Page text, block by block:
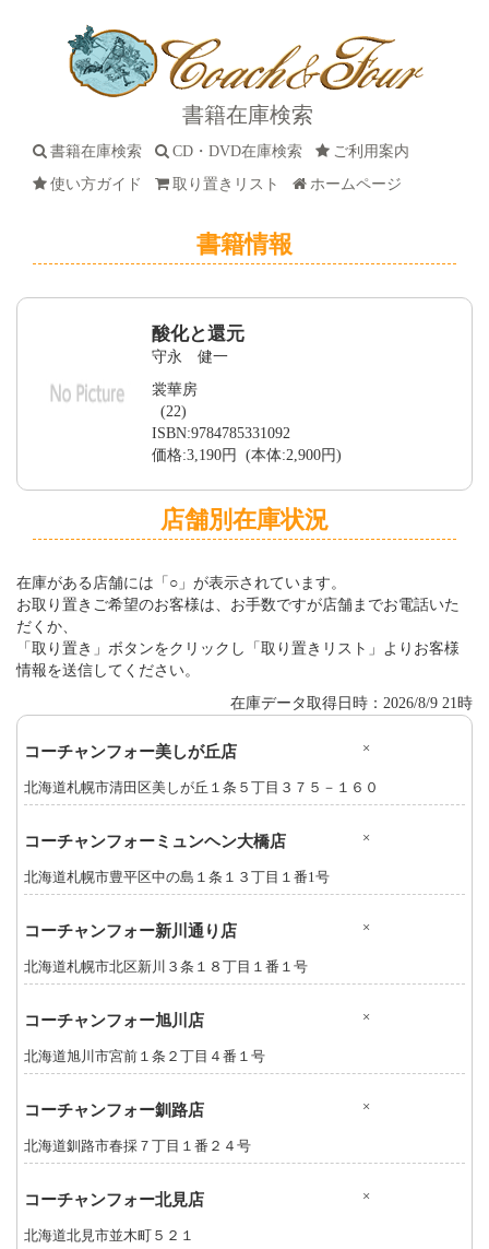
書籍在庫検索
書籍在庫検索 CD・DVD在庫検索
ご利用案内
使い方ガイド
取り置きリスト ホームページ
書籍情報
酸化と還元
守永 健一
裳華房
(22)
ISBN:9784785331092
価格:3,190円 (本体:2,900円)
店舗別在庫状況
在庫がある店舗には「○」が表示されています。
お取り置きご希望のお客様は、お手数ですが店舗までお電話いた
だくか、
「取り置き」ボタンをクリックし「取り置きリスト」よりお客様
情報を送信してください。
在庫データ取得日時：2026/8/9 21時
コーチャンフォー美しが丘店 ×
北海道札幌市清田区美しが丘１条５丁目３７５－１６０
コーチャンフォーミュンヘン大橋店 ×
北海道札幌市豊平区中の島１条１３丁目１番1号
コーチャンフォー新川通り店 ×
北海道札幌市北区新川３条１８丁目１番１号
コーチャンフォー旭川店 ×
北海道旭川市宮前１条２丁目４番１号
コーチャンフォー釧路店 ×
北海道釧路市春採７丁目１番２４号
コーチャンフォー北見店 ×
北海道北見市並木町５２１